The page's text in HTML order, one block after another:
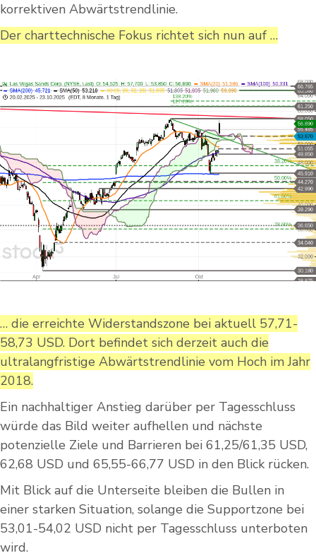
korrektiven Abwärtstrendlinie.
Der charttechnische Fokus richtet sich nun auf …
… die erreichte Widerstandszone bei aktuell 57,71-
58,73 USD. Dort befindet sich derzeit auch die
ultralangfristige Abwärtstrendlinie vom Hoch im Jahr
2018.
Ein nachhaltiger Anstieg darüber per Tagesschluss
würde das Bild weiter aufhellen und nächste
potenzielle Ziele und Barrieren bei 61,25/61,35 USD,
62,68 USD und 65,55-66,77 USD in den Blick rücken.
Mit Blick auf die Unterseite bleiben die Bullen in
einer starken Situation, solange die Supportzone bei
53,01-54,02 USD nicht per Tagesschluss unterboten
wird.